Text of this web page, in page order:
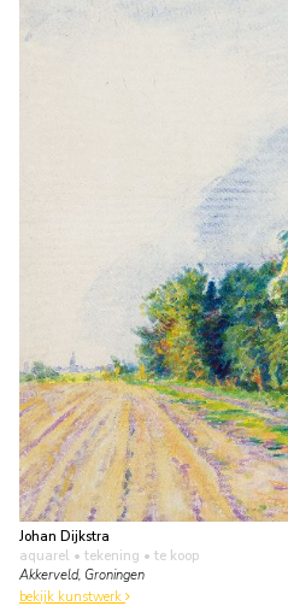
Johan Dijkstra
aquarel • tekening • te koop
Akkerveld, Groningen
bekijk kunstwerk